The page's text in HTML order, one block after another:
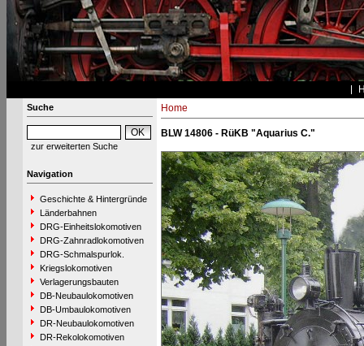
Suche
zur erweiterten Suche
Navigation
Geschichte & Hintergründe
Länderbahnen
DRG-Einheitslokomotiven
DRG-Zahnradlokomotiven
DRG-Schmalspurlok.
Kriegslokomotiven
Verlagerungsbauten
DB-Neubaulokomotiven
DB-Umbaulokomotiven
DR-Neubaulokomotiven
DR-Rekolokomotiven
Home
BLW 14806 - RüKB "Aquarius C."